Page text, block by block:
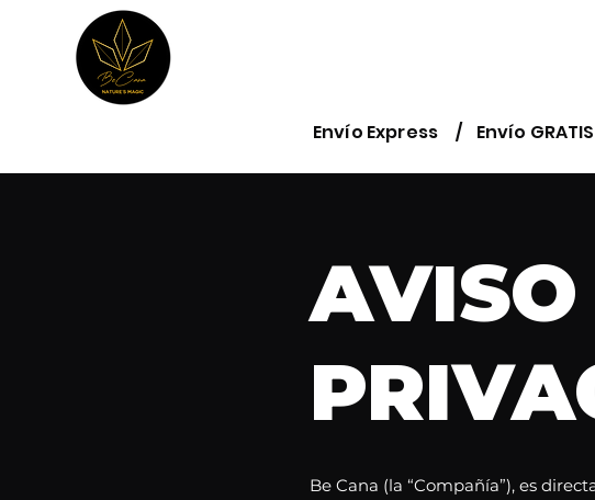
Envío Express / Envío
AVISO
Be Cana (la “Compañía”), es